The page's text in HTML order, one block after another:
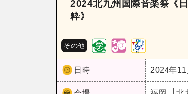
2024北九州国際音楽祭《
粋》
その他
日時 2024年11